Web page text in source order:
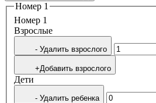
Номер 1
Номер 1
Bзрослые
- Удалить взрослого
+Добавить взрослого
Дети
- Удалить ребенка